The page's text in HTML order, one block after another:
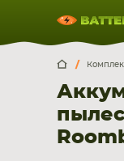
Москва
г. Москва,
5 мин. ходьбы
+7
смартфона,